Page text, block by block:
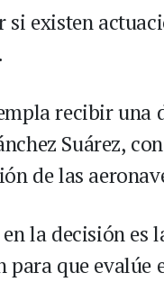
existen
recibir
Suárez,
de las
la decisión es
que evalúe